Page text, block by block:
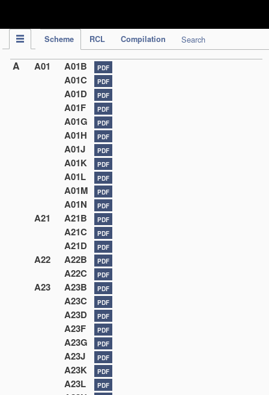
Scheme RCL Compilation Search
A A01 A01B PDF
A01C PDF
A01D PDF
A01F PDF
A01G PDF
A01H PDF
A01J PDF
A01K PDF
A01L PDF
A01M PDF
A01N PDF
A21 A21B PDF
A21C PDF
A21D PDF
A22 A22B PDF
A22C PDF
A23 A23B PDF
A23C PDF
A23D PDF
A23F PDF
A23G PDF
A23J PDF
A23K PDF
A23L PDF